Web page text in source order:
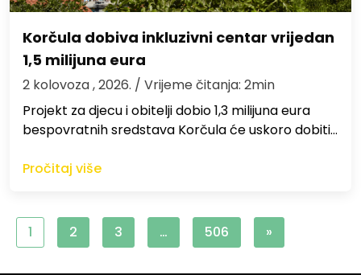
Korčula dobiva inkluzivni centar vrijedan
1,5 milijuna eura
2 kolovoza , 2026. / Vrijeme čitanja: 2min
Projekt za djecu i obitelji dobio 1,3 milijuna eura
bespovratnih sredstava Korčula će uskoro dobiti…
Pročitaj više
1 2 3 … 506 »